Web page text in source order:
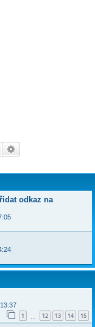
Hledat
odkaz na
1 12 13 14 15